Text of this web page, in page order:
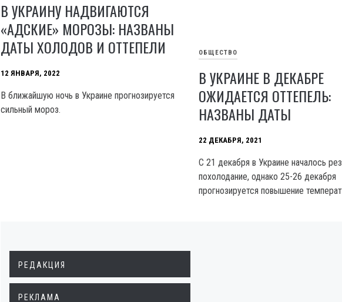
В УКРАИНУ НАДВИГАЮТСЯ
«АДСКИЕ» МОРОЗЫ: НАЗВАНЫ
ДАТЫ ХОЛОДОВ И ОТТЕПЕЛИ
12 ЯНВАРЯ, 2022
В ближайшую ночь в Украине прогнозируется
сильный мороз.
ОБЩЕСТВО
В УКРАИНЕ В ДЕКАБРЕ
ОЖИДАЕТСЯ ОТТЕПЕЛЬ:
НАЗВАНЫ ДАТЫ
22 ДЕКАБРЯ, 2021
С 21 декабря в Украине началось
похолодание, однако 25-26 декабря
прогнозируется повышение
РЕДАКЦИЯ
РЕКЛАМА